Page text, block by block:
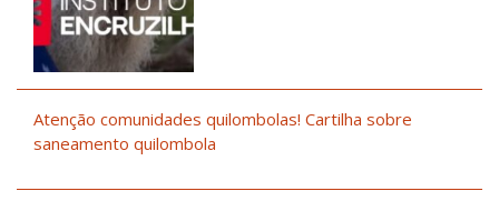
Atenção comunidades quilombolas! Cartilha sobre
saneamento quilombola